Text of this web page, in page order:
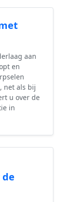
aan
en
net als bij
u over de
in